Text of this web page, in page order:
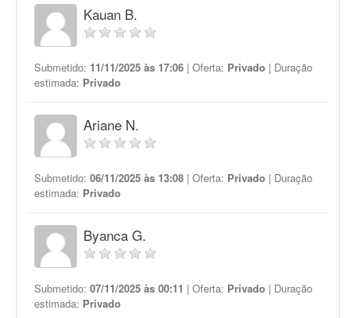
Kauan B.
Submetido: 11/11/2025 às 17:06 | Oferta: Privado | Duração
estimada: Privado
Ariane N.
Submetido: 06/11/2025 às 13:08 | Oferta: Privado | Duração
estimada: Privado
Byanca G.
Submetido: 07/11/2025 às 00:11 | Oferta: Privado | Duração
estimada: Privado